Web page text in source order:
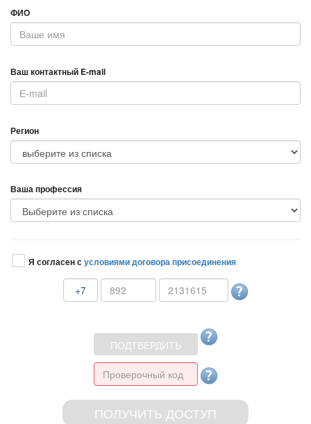
ФИО
аш контактный E-mail
Регион
аша профессия
Я согласен сусловиями договора присоединения
+7